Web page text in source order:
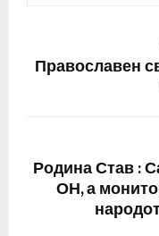
Православен
Родина Став :
ОН, а